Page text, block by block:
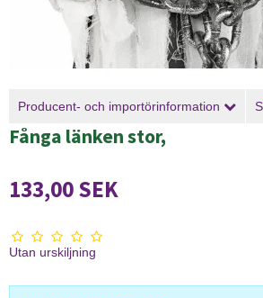
Producent- och importörinformation
Fånga länken stor,
133,00 SEK
Utan urskiljning